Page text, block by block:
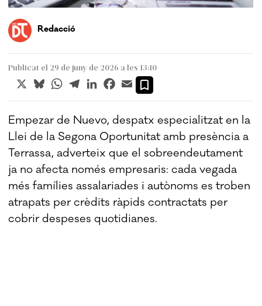
Redacció
Publicat el 29 de juny de 2026 a les 13:10
X BlueskyWhatsApp
TelegramLinkedInFacebook
Email
Empezar de Nuevo, despatx especialitzat en la
Llei de la Segona Oportunitat amb presència a
Terrassa, adverteix que el sobreendeutament
ja no afecta només empresaris: cada vegada
més famílies assalariades i autònoms es troben
atrapats per crèdits ràpids contractats per
cobrir despeses quotidianes.